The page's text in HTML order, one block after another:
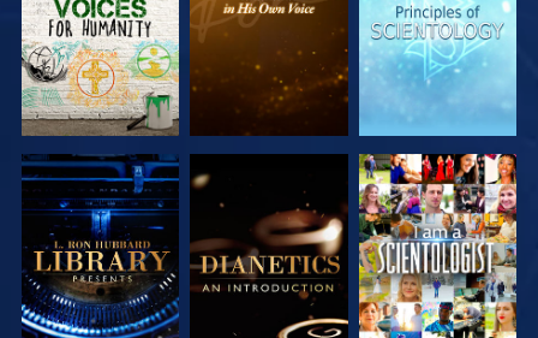
DÉCOUVRIR
LES SÉRIES
DÉCOUVRIR
LES SÉRIES
REGARDER